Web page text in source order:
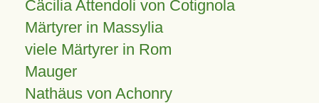
Cäcilia Attendoli von Cotignola
Märtyrer in Massylia
viele Märtyrer in Rom
Mauger
Nathäus von Achonry